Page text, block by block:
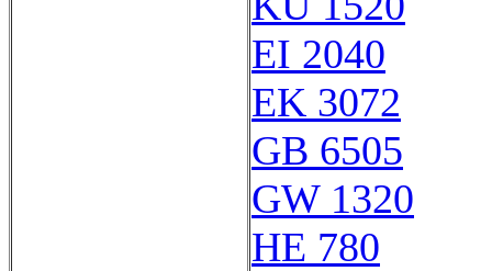
EI 2040
EK 3072
GB 6505
GW 1320
HE 780